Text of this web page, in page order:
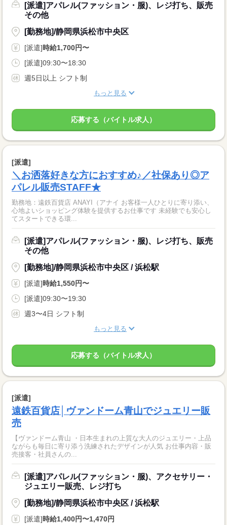
[派遣]アパレル(ファッション・服)、レジ打ち、販売
その他
[勤務地]/静岡県浜松市中央区
[派遣]時給1,700円〜
[派遣]09:30〜18:30
週5日以上 シフト制
もっと見る
応募する（バイトル求人）
[派遣]
＼お洒落好きな方におすすめ♪／社保あり◎ア
パレル販売STAFF★
勤務地：遠鉄百貨店 ANAYI（アナイ お客様一人ひとりに寄り添い、
心地よいショッピング体験を提供するお仕事です 未経験でも安心し
てスタートできる環...
[派遣]アパレル(ファッション・服)、レジ打ち、販売
その他
[勤務地]/静岡県浜松市中央区 / 浜松駅
[派遣]時給1,550円〜
[派遣]09:30〜19:30
週3〜4日 シフト制
もっと見る
応募する（バイトル求人）
[派遣]
遠鉄百貨店│ヴァンドーム青山でジュエリー販
売
【ヴァンドーム青山 ・日本生まれの上質な大人のジュエリー・上品
ながらも毎日に寄り添う洗練されたデザインが人気 お仕事内容・販
売接客・社員さんの...
[派遣]アパレル(ファッション・服)、アクセサリー・
ジュエリー販売、レジ打ち
[勤務地]/静岡県浜松市中央区 / 浜松駅
[派遣]時給1,400円〜1,470円